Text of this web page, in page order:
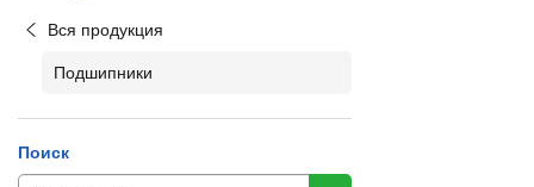
Вся продукция
Подшипники
Поиск